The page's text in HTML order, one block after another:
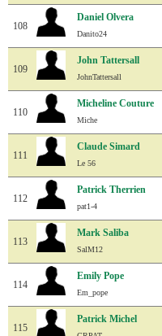
108
Daniel Olvera
Danito24
109
John Tattersall
JohnTattersall
110
Micheline Couture
Miche
111
Claude Simard
Le 56
112
Patrick Therrien
pat1-4
113
Mark Saliba
SalM12
114
Emily Pope
Em_pope
115
Patrick Michel